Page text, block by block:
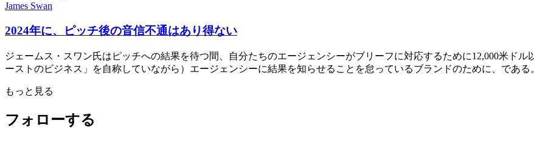
James Swan
2024年に、ピッチ後の音信不通はあり得ない
ジェームス・スワン氏はピッチへの結果を待つ間、自分たちのエージェンシーがブリーフに対応するために12,000米ド
ーストのビジネス」を自称していながら）エージェンシーに結果を知らせることを怠っているブランドのために、である
もっと見る
フォローする